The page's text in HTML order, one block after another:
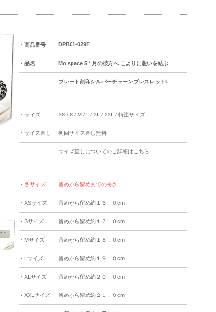
・ 商品番号 DPB01-029F
・ 品名 Mo space 5 * 月の彼方へ こよりに想いを結ぶ
プレート刻印シルバーチェーンブレスレットL
・サイズ XS / S / M / L / XL / XXL / 特注サイズ
・サイズ直し 初回サイズ直し無料
サイズ直しについてのご詳細はこちら
・各サイズ 留めから留めまでの長さ
・XSサイズ 留めから留め約１６．０cm
・Sサイズ 留めから留め約１７．０cm
・Mサイズ 留めから留め約１８．０cm
・Lサイズ 留めから留め約１９．０cm
・XLサイズ 留めから留め約２０．０cm
・XXLサイズ 留めから留め約２１．０cm